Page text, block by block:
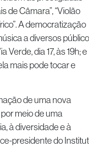
de Câmara”, “Violão
A democratização
a diversos
Verde, dia 17, às 19h; e
mais pode tocar e
de uma nova
meio de uma
à diversidade e à
presidente do